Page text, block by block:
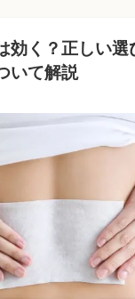
効く？正しい
いて解説